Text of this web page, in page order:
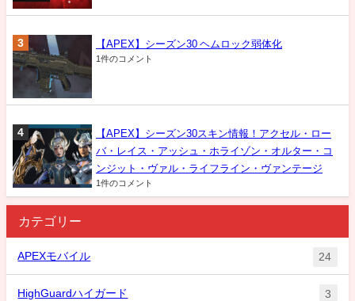
【APEX】シーズン30 ヘムロック弱体化
1件のコメント
【APEX】シーズン30スキン情報！アクセル・ロー
バ・レイス・アッシュ・ホライゾン・オルター・コ
ンジット・ヴァル・ライフライン・ヴァンテージ
1件のコメント
カテゴリー
APEXモバイル 24
HighGuardハイガード 3